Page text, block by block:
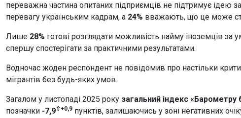
переважна частина опитаних підприємців не підтримує ідею
перевагу українським кадрам, а 24% вважають, що це може
Лише 28% готові розглядати можливість найму іноземців за
спершу спостерігати за практичними результатами.
Водночас жоден респондент не повідомив про настільки
мігрантів без будь-яких умов.
Загалом у листопаді 2025 року загальний індекс «Барометру
позначки -7,9⇧+0,9 пунктів, залишаючись у зоні негативних